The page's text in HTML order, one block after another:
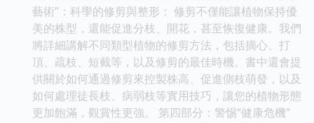
藝術”：科學的修剪與整形： 修剪不僅能讓植物保持優
美的株型，還能促進分枝、開花，甚至恢復健康。我們
將詳細講解不同類型植物的修剪方法，包括摘心、打
頂、疏枝、短截等，以及修剪的最佳時機。書中還會提
供關於如何通過修剪來控製株高、促進側枝萌發，以及
如何處理徒長枝、病弱枝等實用技巧，讓您的植物形態
更加飽滿，觀賞性更強。 第四部分：警惕“健康危機”